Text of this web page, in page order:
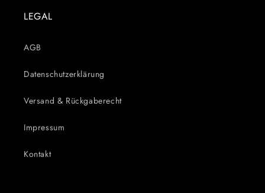
LEGAL
AGB
Datenschutzerklärung
Versand & Rückgaberecht
Impressum
Kontakt